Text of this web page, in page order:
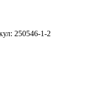
250546-1-2